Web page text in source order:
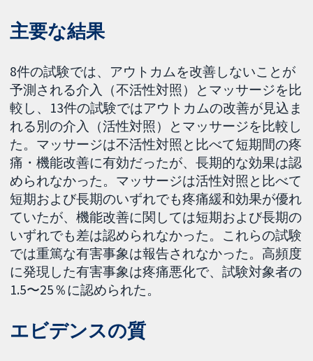
主要な結果
8件の試験では、アウトカムを改善しないことが
予測される介入（不活性対照）とマッサージを比
較し、13件の試験ではアウトカムの改善が見込ま
れる別の介入（活性対照）とマッサージを比較し
た。マッサージは不活性対照と比べて短期間の疼
痛・機能改善に有効だったが、長期的な効果は認
められなかった。マッサージは活性対照と比べて
短期および長期のいずれでも疼痛緩和効果が優れ
ていたが、機能改善に関しては短期および長期の
いずれでも差は認められなかった。これらの試験
では重篤な有害事象は報告されなかった。高頻度
に発現した有害事象は疼痛悪化で、試験対象者の
1.5〜25％に認められた。
エビデンスの質